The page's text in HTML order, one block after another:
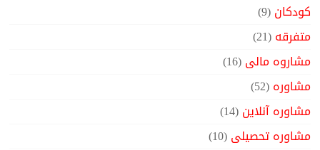
کودکان(9)
متفرقه(21)
مشاروه مالی(16)
مشاوره(52)
مشاوره آنلاین(14)
مشاوره تحصیلی(10)